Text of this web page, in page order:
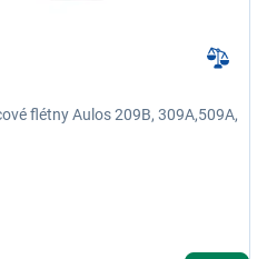
flétny Aulos 209B, 309A,509A,